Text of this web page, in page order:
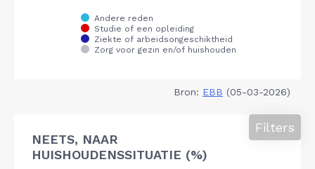
Bron: EBB (05-03-2026)
NEETS, NAAR
HUISHOUDENSSITUATIE (%)
Filters